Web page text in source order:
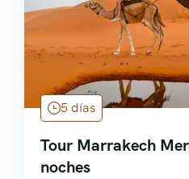
5 días
Tour Marrakech
noches